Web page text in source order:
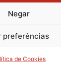
Negar
preferências
de Cookies
Todos os direitos